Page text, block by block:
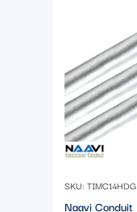
SKU: TIMC14HDG
Naavi Conduit